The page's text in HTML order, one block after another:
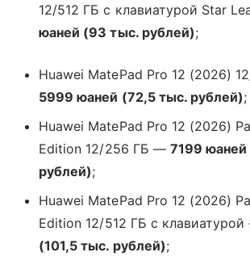
12/512 ГБ с клавиатурой Star
юаней (93 тыс. рублей);
Huawei MatePad Pro 12 (2026)
5999 юаней (72,5 тыс. рублей);
Huawei MatePad Pro 12 (2026)
Edition 12/256 ГБ — 7199
рублей);
Huawei MatePad Pro 12 (2026)
Edition 12/512 ГБ с
(101,5 тыс. рублей);